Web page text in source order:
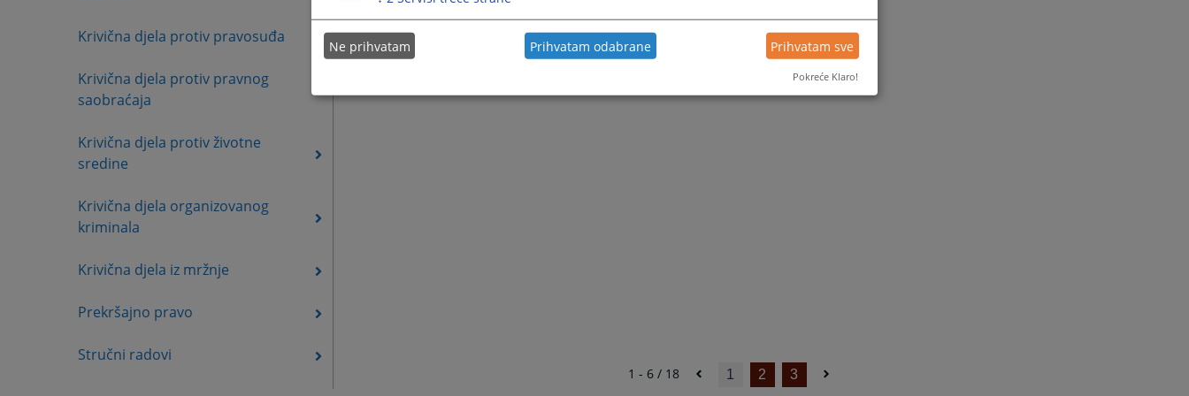
Krivična djela protiv pravosuđa
Krivična djela protiv pravnog
saobraćaja
Krivična djela protiv životne
sredine
Krivična djela organizovanog
kriminala
Krivična djela iz mržnje
Prekršajno pravo
Stručni radovi
1 - 6 / 18 1 2 3
Ne prihvatam Prihvatam odabrane Prihvatam sve
Pokreće Klaro!